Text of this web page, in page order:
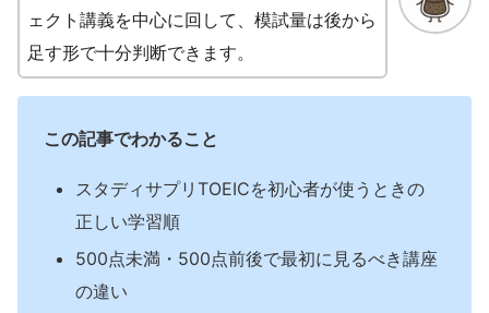
ェクト講義を中心に回して、模試量は後から
足す形で十分判断できます。
この記事でわかること
スタディサプリTOEICを初心者が使うときの
正しい学習順
500点未満・500点前後で最初に見るべき講座
の違い